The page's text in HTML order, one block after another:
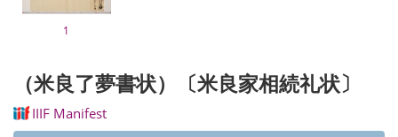
1
（米良了夢書状）〔米良家相続礼状〕
IIIF Manifest